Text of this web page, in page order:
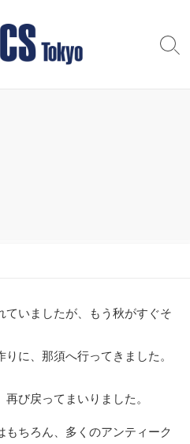
検
いましたが、もう秋がすぐそ
に、那須へ行ってきました。
び戻ってまいりました。
ちろん、多くのアンティーク